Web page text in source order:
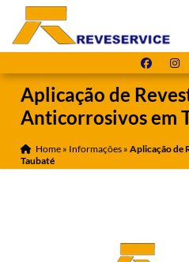
Aplicação de
Anticorrosivos em
Home » Informações »Aplicação de
Taubaté